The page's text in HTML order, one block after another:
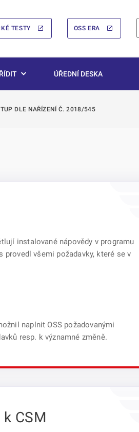
TESTY OSS ERA
ÚŘEDNÍ DESKA
DLE NAŘÍZENÍ Č. 2018/545
instalované nápovědy v programu
provedl všemi požadavky, které se v
naplnit OSS požadovanými
resp. k významné změně.
CSM